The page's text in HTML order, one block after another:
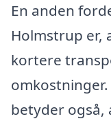
En anden
Holmstrup er,
kortere
betyder